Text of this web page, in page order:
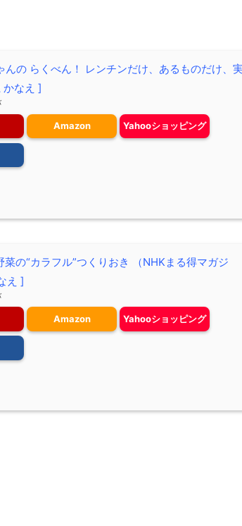
んの らくべん！ レンチンだけ、あるものだけ、実
かなえ ]
Amazon Yahooショッピング
の“カラフル”つくりおき （NHKまる得マガジ
え ]
Amazon Yahooショッピング